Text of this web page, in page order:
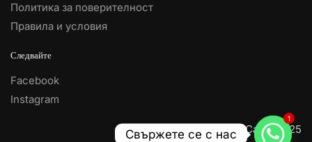
Политика за поверителност
Правила и условия
Следвайте
Facebook
Instagram
© Yoga Surf Camp 2025
1
Свържете се с нас